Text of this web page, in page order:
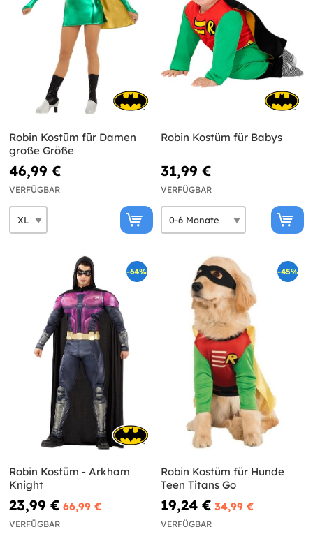
Robin Kostüm für Damen
große Größe
46,99 €
VERFÜGBAR
Robin Kostüm für Babys
31,99 €
VERFÜGBAR
-64%
Robin Kostüm - Arkham
Knight
23,99 € 66,99 €
VERFÜGBAR
-45%
Robin Kostüm für Hunde
Teen Titans Go
19,24 € 34,99 €
VERFÜGBAR